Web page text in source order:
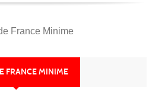
France Minime
FRANCE MINIME